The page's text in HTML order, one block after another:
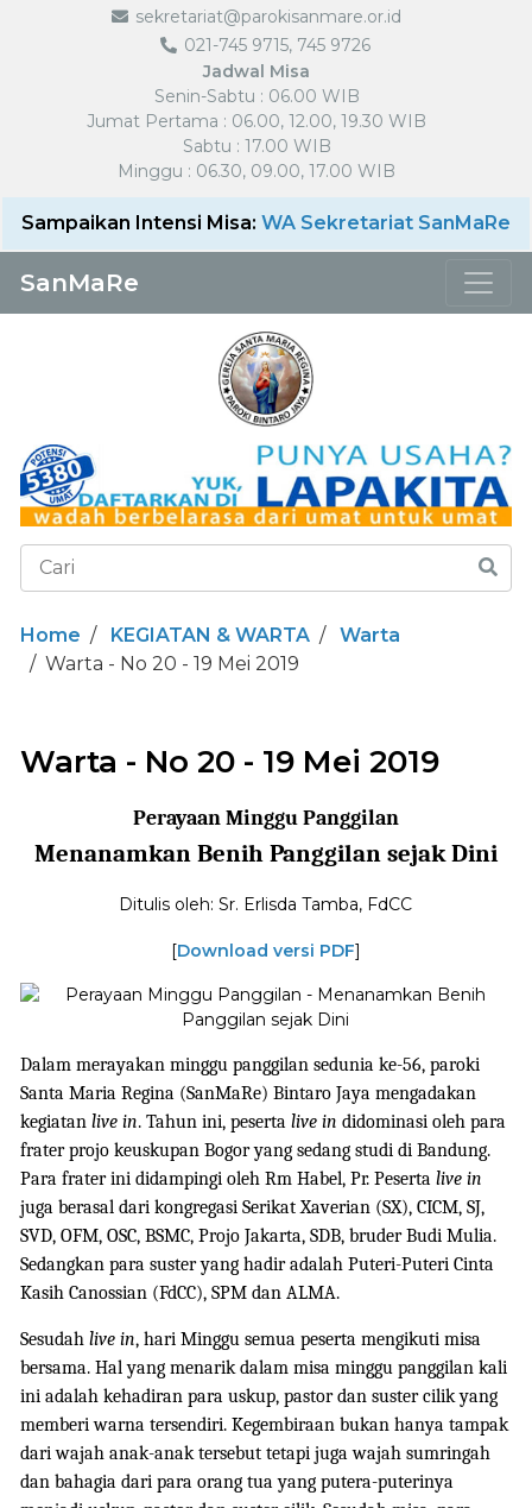
sekretariat@parokisanmare.or.id
021-745 9715, 745 9726
Jadwal Misa
Senin-Sabtu : 06.00 WIB
Jumat Pertama : 06.00, 12.00, 19.30 WIB
Sabtu : 17.00 WIB
Minggu : 06.30, 09.00, 17.00 WIB
Sampaikan Intensi Misa: WA Sekretariat SanMaRe
SanMaRe
Home KEGIATAN & WARTA
Warta
Warta - No 20 - 19 Mei 2019
Warta - No 20 - 19 Mei 2019
Perayaan Minggu Panggilan
Menanamkan Benih Panggilan sejak Dini
Ditulis oleh: Sr. Erlisda Tamba, FdCC
[Download versi PDF]
Dalam merayakan minggu panggilan sedunia ke-56, paroki
Santa Maria Regina (SanMaRe) Bintaro Jaya mengadakan
kegiatanlive in. Tahun ini, pesertalive in didominasi oleh para
frater projo keuskupan Bogor yang sedang studi di Bandung.
Para frater ini didampingi oleh Rm Habel, Pr. Pesertalive in
juga berasal dari kongregasi Serikat Xaverian (SX), CICM, SJ,
SVD, OFM, OSC, BSMC, Projo Jakarta, SDB, bruder Budi Mulia.
Sedangkan para suster yang hadir adalah Puteri-Puteri Cinta
Kasih Canossian (FdCC), SPM dan ALMA.
Sesudahlive in, hari Minggu semua peserta mengikuti misa
bersama. Hal yang menarik dalam misa minggu panggilan kali
ini adalah kehadiran para uskup, pastor dan suster cilik yang
memberi warna tersendiri. Kegembiraan bukan hanya tampak
dari wajah anak-anak tersebut tetapi juga wajah sumringah
dan bahagia dari para orang tua yang putera-puterinya